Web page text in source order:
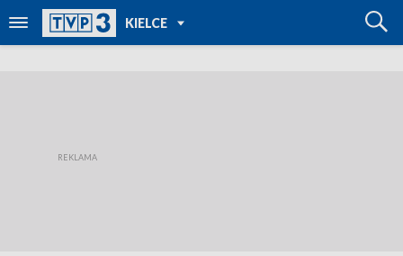
KIELCE
TVP REGIONY